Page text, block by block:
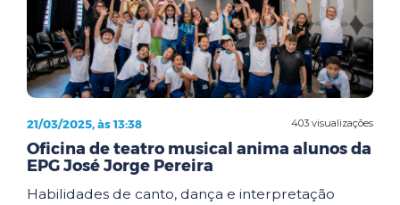
403 visualizações
21/03/2025, às 13:38
Oficina de teatro musical anima alunos da
EPG José Jorge Pereira
Habilidades de canto, dança e interpretação